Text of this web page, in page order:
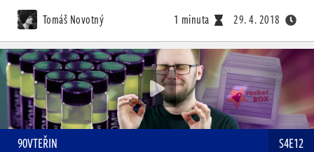
Tomáš Novotný 1 minuta 29. 4. 2018
90VTEŘIN S4E12